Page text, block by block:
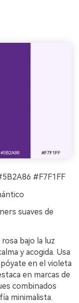
#F7F1FF
suaves de
bajo la luz
y acogida. Usa
en el violeta
en marcas de
combinados
minimalista.